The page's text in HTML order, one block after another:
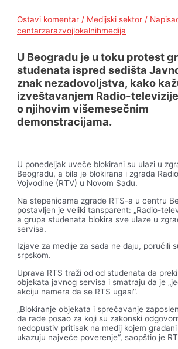
Ostavi komentar / Medijski sektor /
centarzarazvojlokalnihmedija
U Beogradu je u toku protest
studenata ispred sedišta
znak nezadovoljstva, kako
izveštavanjem Radio-
o njihovim višemesečnim
demonstracijama.
U ponedeljak uveče blokirani su ulazi u
Beogradu, a bila je blokirana i zgrada
Vojvodine (RTV) u Novom Sadu.
Na stepenicama zgrade RTS-a u centru
postavljen je veliki tansparent: „Radio-
a grupa studenata blokira sve ulaze u
servisa.
Izjave za medije za sada ne daju, poručili
srpskom.
Uprava RTS traži od od studenata da
objekata javnog servisa i smatraju da je
akciju namera da se RTS ugasi“.
„Blokiranje objekata i sprečavanje
da rade posao za koji su zakonski
nedopustiv pritisak na medij kojem
ukazuju najveće poverenje“, saopštio je